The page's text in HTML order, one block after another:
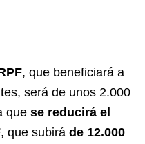
, que beneficiará a
será de unos 2.000
que se reducirá el
, que subirá de 12.000